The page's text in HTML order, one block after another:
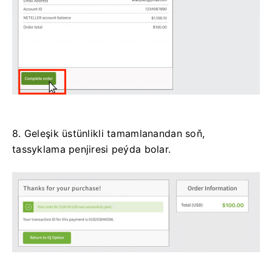
8. Geleşik üstünlikli tamamlanandan soň,
tassyklama penjiresi peýda bolar.